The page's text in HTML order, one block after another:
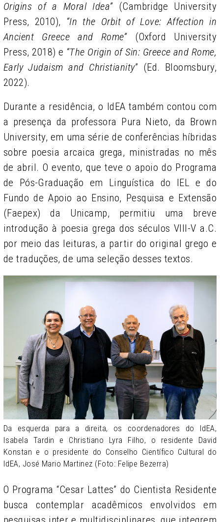
Origins of a Moral Idea”(Cambridge University
Press, 2010), “In the Orbit of Love: Affection in
Ancient Greece and Rome”(Oxford University
Press, 2018) e “The Origin of Sin: Greece and Rome,
Early Judaism and Christianity” (Ed. Bloomsbury,
2022).
Durante a residência, o IdEA também contou com
a presença da professora Pura Nieto, da Brown
University, em uma série de conferências híbridas
sobre poesia arcaica grega, ministradas no mês
de abril. O evento, que teve o apoio do Programa
de Pós-Graduação em Linguística do IEL e do
Fundo de Apoio ao Ensino, Pesquisa e Extensão
(Faepex) da Unicamp, permitiu uma breve
introdução à poesia grega dos séculos VIII-V a.C.
por meio das leituras, a partir do original grego e
de traduções, de uma seleção desses textos.
Da esquerda para a direita, os coordenadores do IdEA,
Isabela Tardin e Christiano Lyra Filho, o residente David
Konstan e o presidente do Conselho Científico Cultural do
IdEA, José Mario Martinez (Foto: Felipe Bezerra)
O Programa “Cesar Lattes” do Cientista Residente
busca contemplar acadêmicos envolvidos em